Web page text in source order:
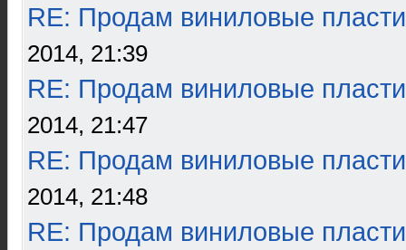
RE: Продам виниловые
2014, 21:39
RE: Продам виниловые
2014, 21:47
RE: Продам виниловые
2014, 21:48
RE: Продам виниловые